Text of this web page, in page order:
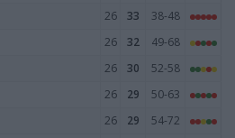
26 33
38-48
26 32
49-68
26 30
52-58
26 29
50-63
26 29
54-72